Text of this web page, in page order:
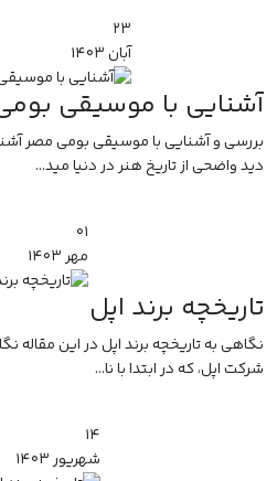
۲۳
آبان۱۴۰۳
آشنایی با موسیقی
بررسی و آشنایی با موسیقی بومی مصر
دید واضحی از تاریخ هنر در دنیا مید...
۰۱
مهر۱۴۰۳
تاریخچه برند اپل
نگاهی به تاریخچه برند اپل در این مقاله
شرکت اپل، که در ابتدا با نا...
۱۴
شهریور۱۴۰۳